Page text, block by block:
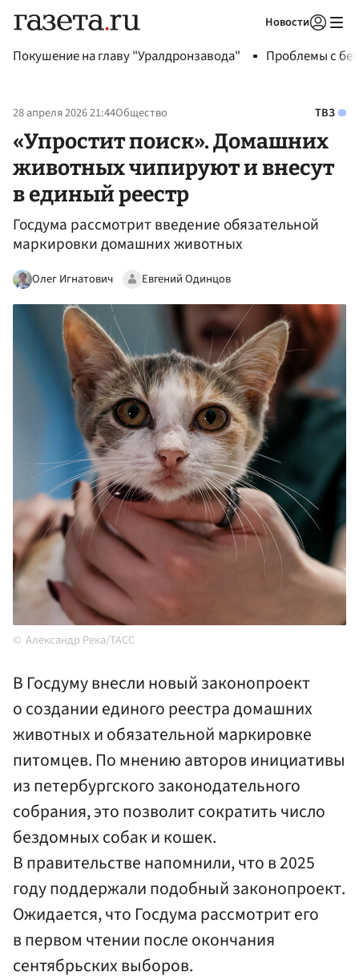
Новости
Покушение на главу "Уралдронзавода" Проблемы с
28 апреля 2026 21:44Общество ТВЗ
«Упростит поиск». Домашних
животных чипируют и внесут
в единый реестр
Госдума рассмотрит введение обязательной
маркировки домашних животных
Олег Игнатович Евгений Одинцов
Александр Река/ТАСС
В Госдуму внесли новый законопроект
о создании единого реестра домашних
животных и обязательной маркировке
питомцев. По мнению авторов инициативы
из петербургского законодательного
собрания, это позволит сократить число
бездомных собак и кошек.
В правительстве напомнили, что в 2025
году поддержали подобный законопроект.
Ожидается, что Госдума рассмотрит его
в первом чтении после окончания
сентябрьских выборов.